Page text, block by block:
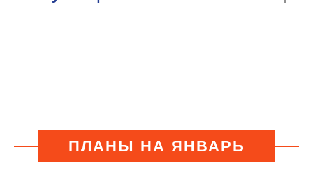
ПЛАНЫ НА ЯНВАРЬ